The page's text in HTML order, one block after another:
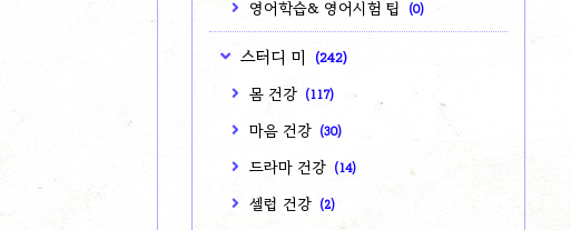
영어학습& 영어시험 팁 (0)
스터디 미 (242)
몸 건강 (117)
마음 건강 (30)
드라마 건강 (14)
셀럽 건강 (2)